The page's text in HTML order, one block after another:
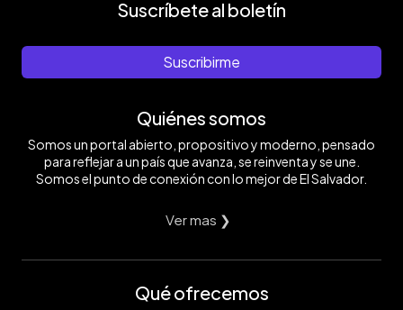
Suscríbete al boletín
Suscribirme
Quiénes somos
Somos un portal abierto, propositivo y moderno, pensado
para reflejar a un país que avanza, se reinventa y se une.
Somos el punto de conexión con lo mejor de El Salvador.
Ver mas ❯
Qué ofrecemos